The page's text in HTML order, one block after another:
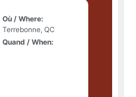
Où / Where:
Terrebonne, QC
Quand / When: